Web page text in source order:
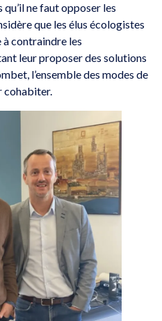
ne faut opposer les
que les élus écologistes
contraindre les
leur proposer des solutions
l’ensemble des modes de
cohabiter.